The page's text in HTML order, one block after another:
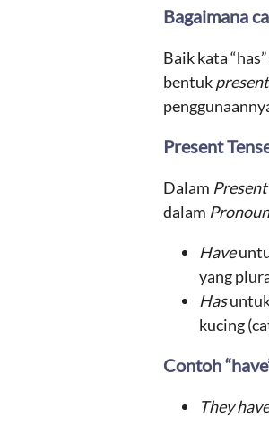
Bagaimana
Baik kata
bentuk
Present
Dalam
dalam
Have
yang
Hasuntuk
kucing
Contoh
They